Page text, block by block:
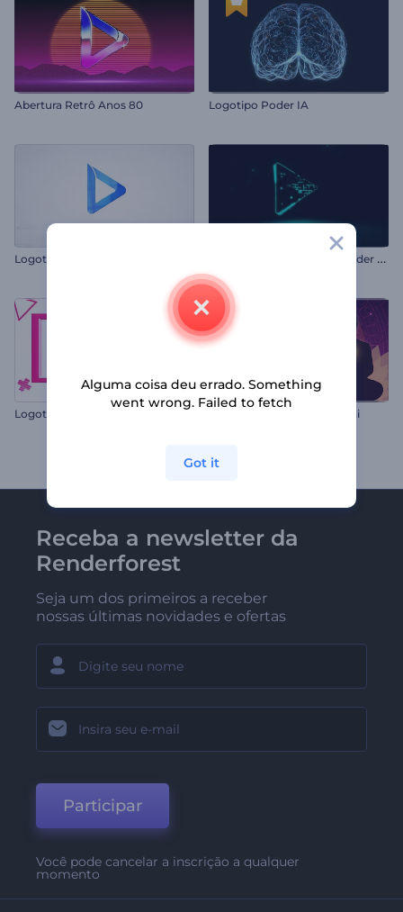
Abertura Retrô Anos 80 Logotipo Poder IA
Logotipo brilhoso corporativo A
presentação de Logo - Poder Neon
Logotipo Revelador Quadro 3D Animações do Dia do Bodhi
Receba a newsletter da
Renderforest
Seja um dos primeiros a receber
nossas últimas novidades e ofertas
Participar
Você pode cancelar a inscrição a qualquer
momento
Alguma coisa deu errado. Something
went wrong. Failed to fetch
Got it